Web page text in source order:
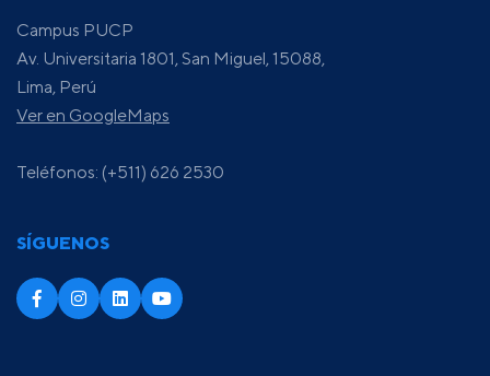
Campus PUCP
Av. Universitaria 1801, San Miguel, 15088,
Lima, Perú
Ver en GoogleMaps
Teléfonos: (+511) 626 2530
SÍGUENOS